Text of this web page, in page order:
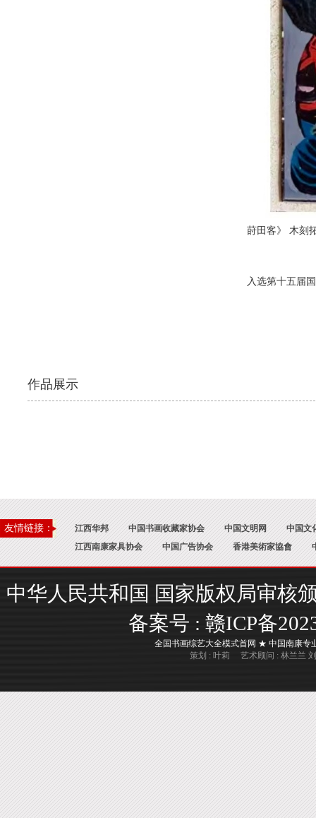
莳田客》 木刻
入选第十五届
作品展示
友情链接： 江西华邦 中国书画收藏家协会 中国文明网
中国文
江西南康家具协会
中国广告协会 香港美術家協會
中华人民共和国 国家版权局审核
备案号 : 赣ICP备
全国书画综艺大全模式首网 ★ 中国南康
策划 : 叶莉 艺术顾问 : 林兰兰